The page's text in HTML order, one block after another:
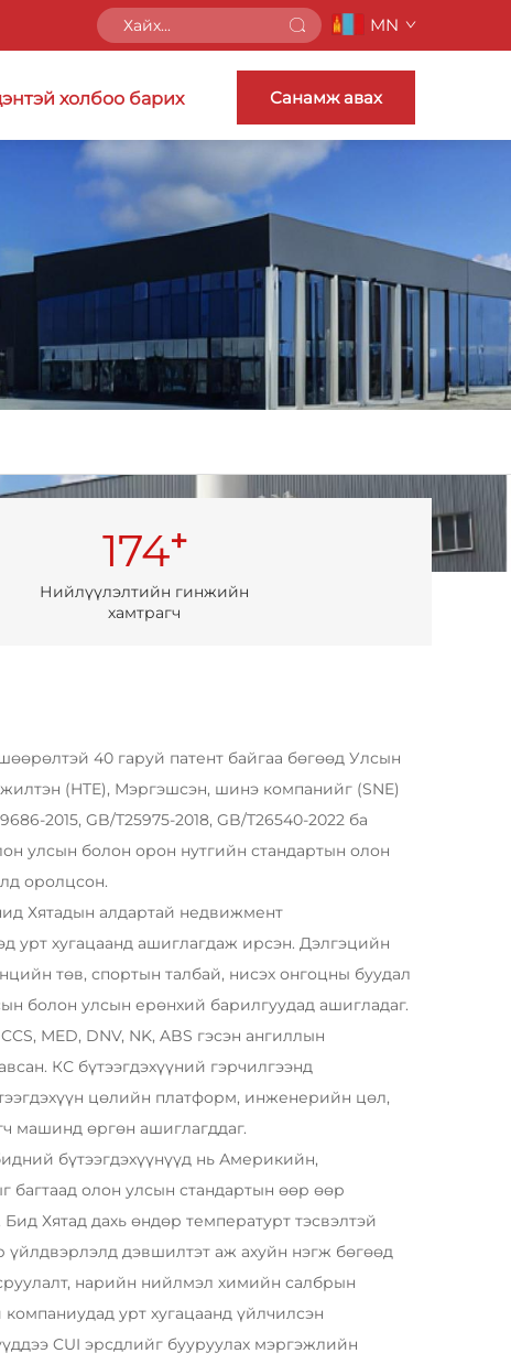
MN
холбоо барих Санамж авах
174+
Нийлүүлэлтийн гинжийн
хамтрагч
40 гаруй патент байгаа бөгөөд Улсын
(HTE), Мэргэшсэн, шинэ компанийг (SNE)
2015, GB/T25975-2018, GB/T26540-2022 ба
улсын болон орон нутгийн стандартын олон
оролцсон.
Хятадын алдартай недвижмент
урт хугацаанд ашиглагдаж ирсэн. Дэлгэцийн
төв, спортын талбай, нисэх онгоцны буудал
болон улсын ерөнхий барилгуудад ашигладаг.
MED, DNV, NK, ABS гэсэн ангиллын
КС бүтээгдэхүүний гэрчилгээнд
цөлийн платформ, инженерийн цөл,
машинд өргөн ашиглагддаг.
бүтээгдэхүүнүүд нь Америкийн,
багтаад олон улсын стандартын өөр өөр
Хятад дахь өндөр температурт тэсвэлтэй
дэвшилтэт аж ахуйн нэгж бөгөөд
нарийн нийлмэл химийн салбрын
урт хугацаанд үйлчилсэн
CUI эрсдлийг бууруулах мэргэжлийн